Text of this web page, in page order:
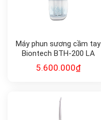
Máy phun sương cầm tay
Biontech BTH-200 LA
SHIELD
5.600.000₫